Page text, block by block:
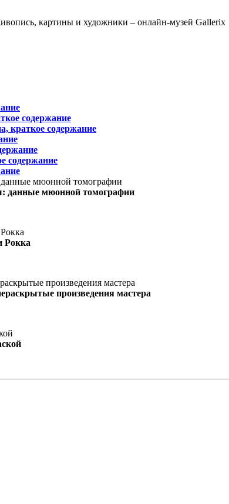
содержание
краткое содержание
содержание
данные мюонной томографии
Рокка
произведения мастера